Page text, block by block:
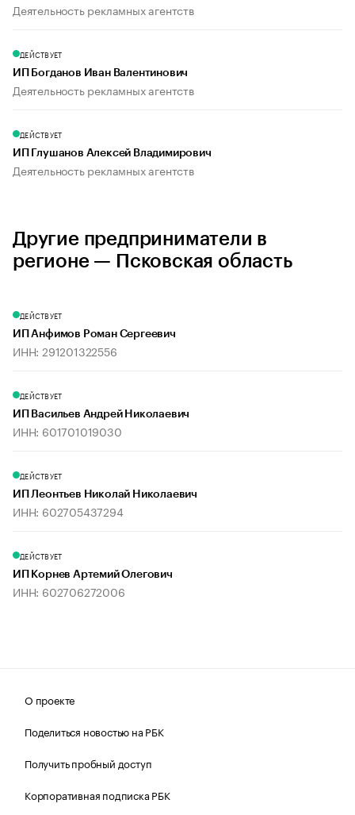
Деятельность рекламных агентств
ДЕЙСТВУЕТ
ИП Богданов Иван Валентинович
Деятельность рекламных агентств
ДЕЙСТВУЕТ
ИП Глушанов Алексей Владимирович
Деятельность рекламных агентств
Другие предприниматели в
регионе — Псковская область
ДЕЙСТВУЕТ
ИП Анфимов Роман Сергеевич
ИНН: 291201322556
ДЕЙСТВУЕТ
ИП Васильев Андрей Николаевич
ИНН: 601701019030
ДЕЙСТВУЕТ
ИП Леонтьев Николай Николаевич
ИНН: 602705437294
ДЕЙСТВУЕТ
ИП Корнев Артемий Олегович
ИНН: 602706272006
О проекте
Поделиться новостью на РБК
Получить пробный доступ
Корпоративная подписка РБК